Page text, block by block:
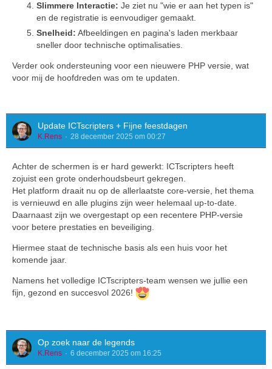
Slimmere Interactie: Je ziet nu "wie er aan het typen is"
en de registratie is eenvoudiger gemaakt.
Snelheid: Afbeeldingen en pagina's laden merkbaar
sneller door technische optimalisaties.
Verder ook ondersteuning voor een nieuwere PHP versie, wat
voor mij de hoofdreden was om te updaten.
Update ICTscripters + Fijne feestdagen
K.Rens 28 december 2025 om 00:27
Achter de schermen is er hard gewerkt: ICTscripters heeft
zojuist een grote onderhoudsbeurt gekregen.
Het platform draait nu op de allerlaatste core-versie, het thema
is vernieuwd en alle plugins zijn weer helemaal up-to-date.
Daarnaast zijn we overgestapt op een recentere PHP-versie
voor betere prestaties en beveiliging.
Hiermee staat de technische basis als een huis voor het
komende jaar.
Namens het volledige ICTscripters-team wensen we jullie een
fijn, gezond en succesvol 2026!
Op zoek naar de legends
K.Rens 6 december 2025 om 16:25